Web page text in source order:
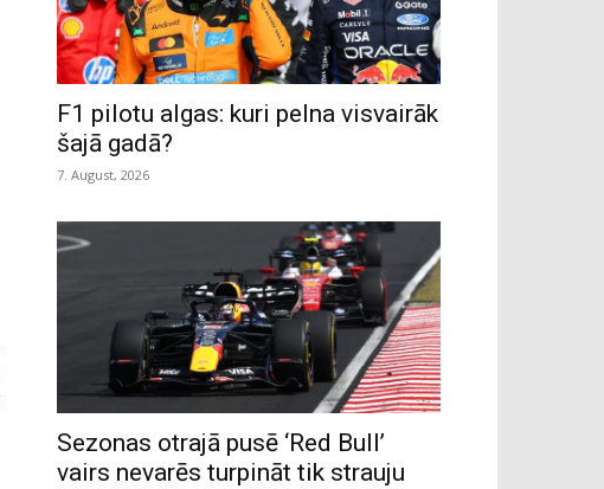
F1 pilotu algas: kuri pelna visvairāk
šajā gadā?
7. August, 2026
Sezonas otrajā pusē ‘Red Bull’
vairs nevarēs turpināt tik strauju